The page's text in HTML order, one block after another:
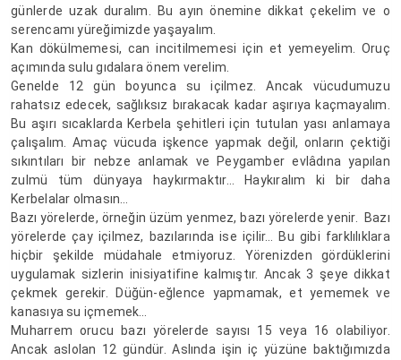
günlerde uzak duralım. Bu ayın önemine dikkat çekelim ve o
serencamı yüreğimizde yaşayalım.
Kan dökülmemesi, can incitilmemesi için et yemeyelim. Oruç
açımında sulu gıdalara önem verelim.
Genelde 12 gün boyunca su içilmez. Ancak vücudumuzu
rahatsız edecek, sağlıksız bırakacak kadar aşırıya kaçmayalım.
Bu aşırı sıcaklarda Kerbela şehitleri için tutulan yası anlamaya
çalışalım. Amaç vücuda işkence yapmak değil, onların çektiği
sıkıntıları bir nebze anlamak ve Peygamber evlâdına yapılan
zulmü tüm dünyaya haykırmaktır… Haykıralım ki bir daha
Kerbelalar olmasın…
Bazı yörelerde, örneğin üzüm yenmez, bazı yörelerde yenir. Bazı
yörelerde çay içilmez, bazılarında ise içilir… Bu gibi farklılıklara
hiçbir şekilde müdahale etmiyoruz. Yörenizden gördüklerini
uygulamak sizlerin inisiyatifine kalmıştır. Ancak 3 şeye dikkat
çekmek gerekir. Düğün-eğlence yapmamak, et yememek ve
kanasıya su içmemek…
Muharrem orucu bazı yörelerde sayısı 15 veya 16 olabiliyor.
Ancak aslolan 12 gündür. Aslında işin iç yüzüne baktığımızda